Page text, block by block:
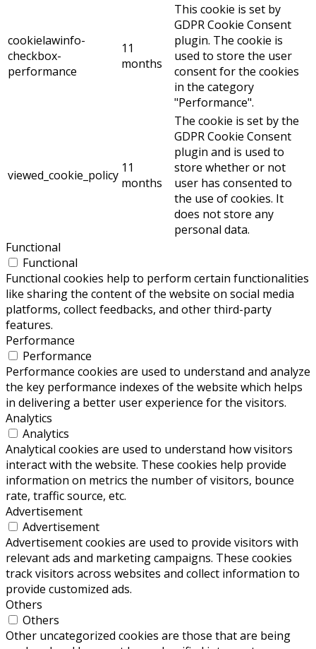
cookielawinfo-
checkbox-
performance
11
months
This cookie is set by
GDPR Cookie Consent
plugin. The cookie is
used to store the user
consent for the cookies
in the category
"Performance".
viewed_cookie_policy 11
months
The cookie is set by the
GDPR Cookie Consent
plugin and is used to
store whether or not
user has consented to
the use of cookies. It
does not store any
personal data.
Functional
Functional
Functional cookies help to perform certain functionalities
like sharing the content of the website on social media
platforms, collect feedbacks, and other third-party
features.
Performance
Performance
Performance cookies are used to understand and analyze
the key performance indexes of the website which helps
in delivering a better user experience for the visitors.
Analytics
Analytics
Analytical cookies are used to understand how visitors
interact with the website. These cookies help provide
information on metrics the number of visitors, bounce
rate, traffic source, etc.
Advertisement
Advertisement
Advertisement cookies are used to provide visitors with
relevant ads and marketing campaigns. These cookies
track visitors across websites and collect information to
provide customized ads.
Others
Others
Other uncategorized cookies are those that are being